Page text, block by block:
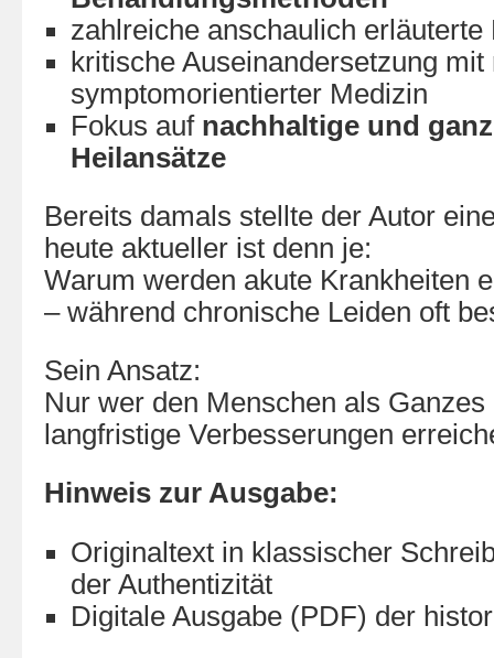
zahlreiche anschaulich erläuterte
kritische Auseinandersetzung mit
symptomorientierter Medizin
Fokus auf nachhaltige und
Heilansätze
Bereits damals stellte der Autor
heute aktueller ist denn je:
Warum werden akute Krankheiten
– während chronische Leiden oft
Sein Ansatz:
Nur wer den Menschen als
langfristige Verbesserungen
Hinweis zur Ausgabe:
Originaltext in klassischer
der Authentizität
Digitale Ausgabe (PDF) der